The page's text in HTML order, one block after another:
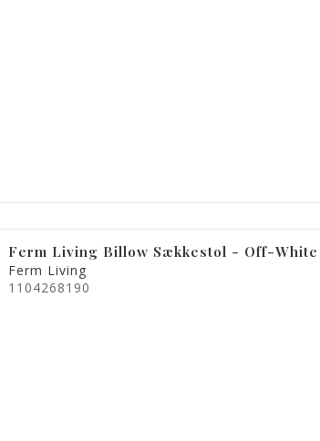
Ferm Living Billow Sækkestol - Off-White
Ferm Living
1104268190